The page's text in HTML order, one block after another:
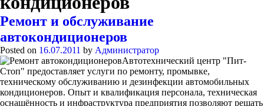
Ремонт и обслуживание
автокондиционеров
Posted on 16.07.2011 by Администратор
Автотехнический центр "Пит-
Стоп" предоставляет услуги по ремонту, промывке,
техническому обслуживанию и дезинфекции автомобильных
кондиционеров. Опыт и квалификация персонала, техническая
оснащённость и инфраструктура предприятия позволяют решать